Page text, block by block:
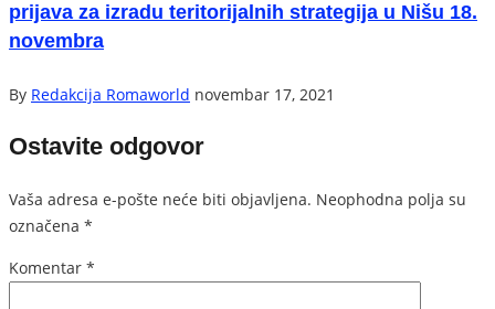
prijava za izradu teritorijalnih strategija u Nišu 18.
novembra
By Redakcija Romaworld novembar 17, 2021
Ostavite odgovor
Vaša adresa e-pošte neće biti objavljena. Neophodna polja su
označena *
Komentar *